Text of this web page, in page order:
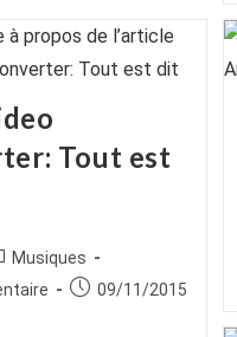
Tout est
Musiques
Publication
09/11/2015